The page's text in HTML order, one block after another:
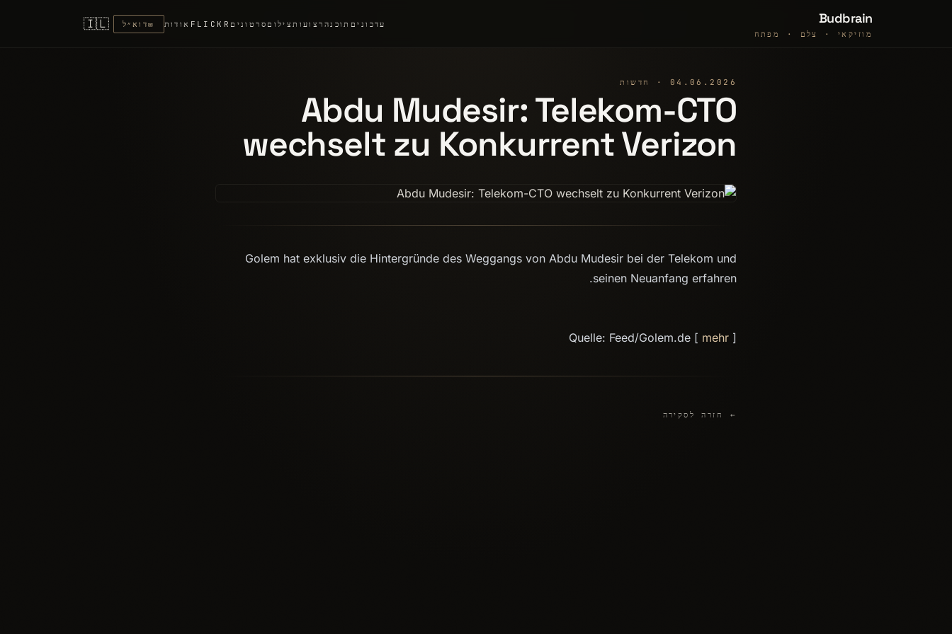
Budbrain
מוזיקאי · צלם · מפתח
עדכונים תוכנה רצועותצילום סרטונים FLICKR אודות ✉דוא״ל 🇮🇱
04.06.2026 · חדשות
Abdu Mudesir: Telekom-CTO
wechselt zu Konkurrent Verizon
Golem hat exklusiv die Hintergründe des Weggangs von Abdu Mudesir bei der Telekom und
seinen Neuanfang erfahren.
Quelle: Feed/Golem.de [ mehr ]
← חזרה לסקירה